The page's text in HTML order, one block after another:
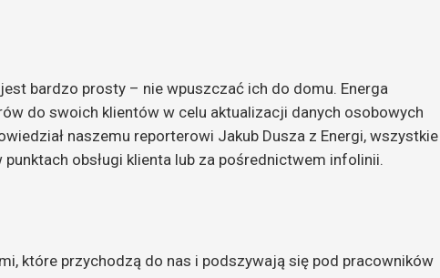
bardzo prosty – nie wpuszczać ich do domu. Energa
do swoich klientów w celu aktualizacji danych osobowych
naszemu reporterowi Jakub Dusza z Energi, wszystkie
obsługi klienta lub za pośrednictwem infolinii.
które przychodzą do nas i podszywają się pod pracowników